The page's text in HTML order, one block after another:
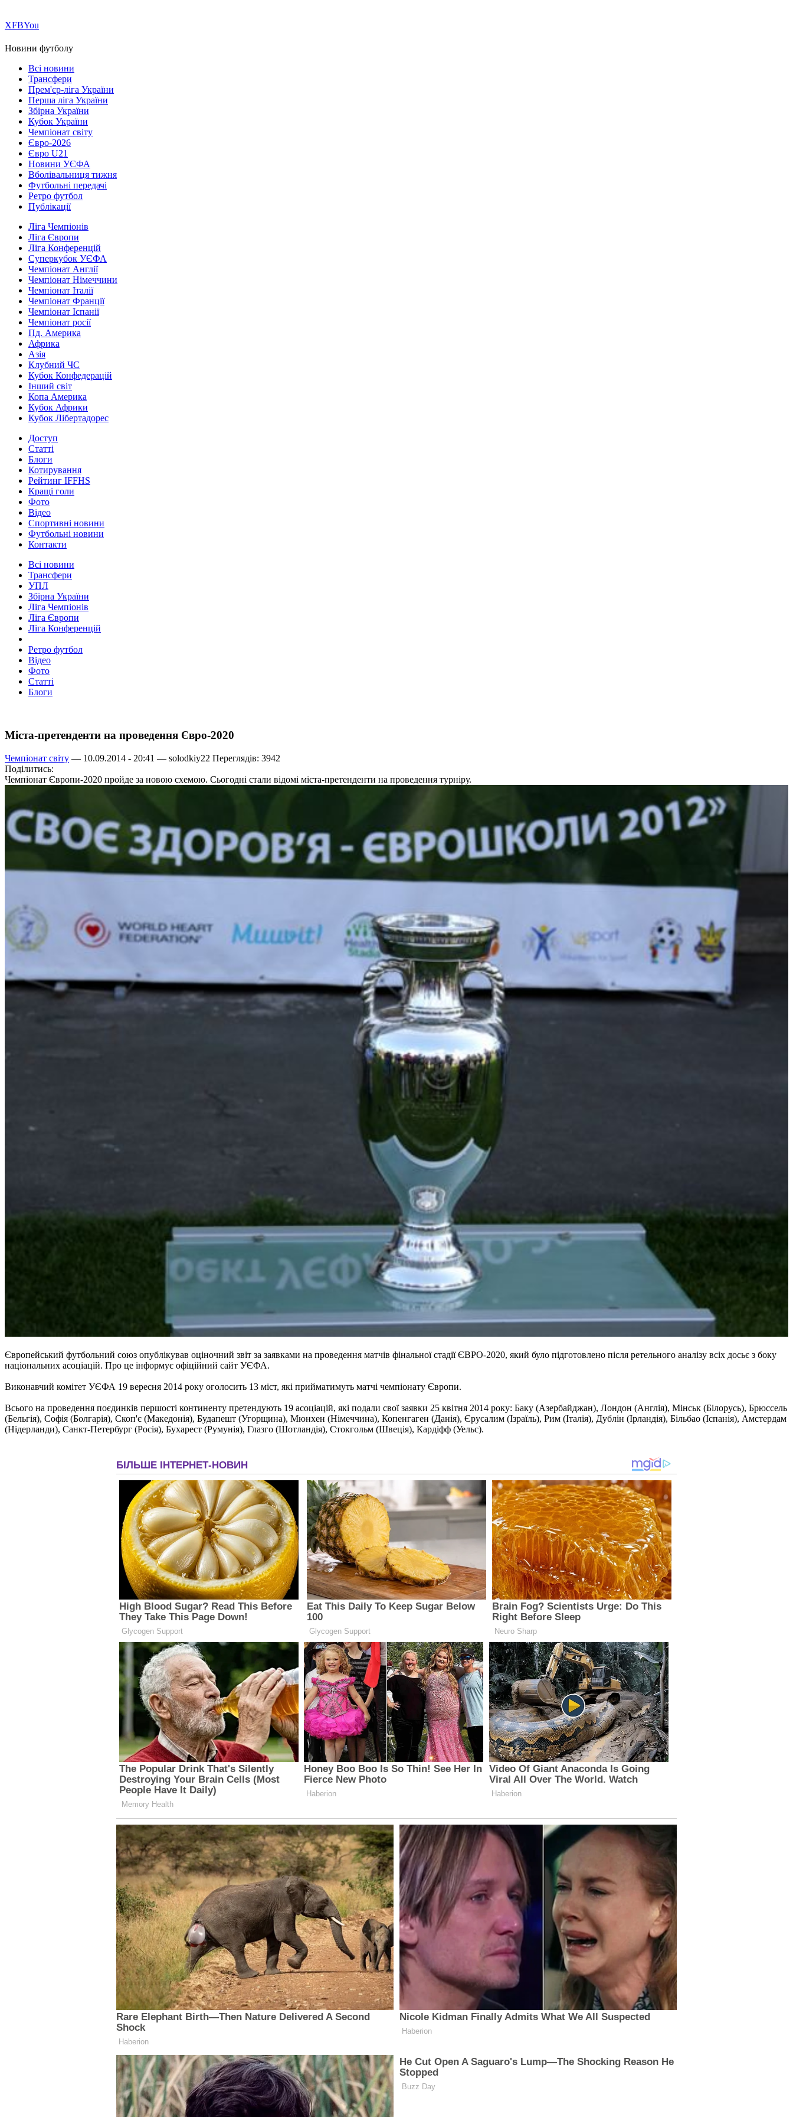
ХFBYou
Новини футболу
Всі новини
Трансфери
Прем'єр-ліга України
Перша ліга України
Збірна України
Кубок України
Чемпіонат світу
Євро-2026
Євро U21
Новини УЄФА
Вболівальниця тижня
Футбольні передачі
Ретро футбол
Публікації
Ліга Чемпіонів
Ліга Європи
Ліга Конференцій
Суперкубок УЄФА
Чемпіонат Англії
Чемпіонат Німеччини
Чемпіонат Італії
Чемпіонат Франції
Чемпіонат Іспанії
Чемпіонат росії
Пд. Америка
Африка
Азія
Клубний ЧС
Кубок Конфедерацій
Інший світ
Копа Америка
Кубок Африки
Кубок Лібертадорес
Доступ
Статті
Блоги
Котирування
Рейтинг IFFHS
Кращі голи
Фото
Відео
Спортивні новини
Футбольні новини
Контакти
Всі новини
Трансфери
УПЛ
Збірна України
Ліга Чемпіонів
Ліга Європи
Ліга Конференцій
Ретро футбол
Відео
Фото
Статті
Блоги
Міста-претенденти на проведення Євро-2020
Чемпіонат світу — 10.09.2014 - 20:41 — solodkiy22 Переглядів: 3942
Поділитись:
Чемпіонат Європи-2020 пройде за новою схемою. Сьогодні стали відомі міста-претенденти на проведення турніру.
Європейський футбольний союз опублікував оціночний звіт за заявками на проведення матчів фінальної стадії ЄВРО-2020, який було підготовлено після ретельного аналізу всіх досьє з боку
національних асоціацій. Про це інформує офіційний сайт УЄФА.
Виконавчий комітет УЄФА 19 вересня 2014 року оголосить 13 міст, які прийматимуть матчі чемпіонату Європи.
Всього на проведення поєдинків першості континенту претендують 19 асоціацій, які подали свої заявки 25 квітня 2014 року: Баку (Азербайджан), Лондон (Англія), Мінськ (Білорусь), Брюссель
(Бельгія), Софія (Болгарія), Скоп'є (Македонія), Будапешт (Угорщина), Мюнхен (Німеччина), Копенгаген (Данія), Єрусалим (Ізраїль), Рим (Італія), Дублін (Ірландія), Більбао (Іспанія), Амстердам
(Нідерланди), Санкт-Петербург (Росія), Бухарест (Румунія), Глазго (Шотландія), Стокгольм (Швеція), Кардіфф (Уельс).